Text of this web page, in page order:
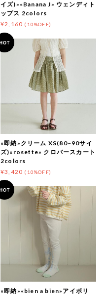
イズ)»«Banana J» ウェンディト
ップス 2colors
¥2,160 (10%OFF)
«即納»クリーム XS(80~90サイ
ズ)«rosette» クロバースカート
2colors
¥3,420 (10%OFF)
«即納»«bien a bien»アイボリ